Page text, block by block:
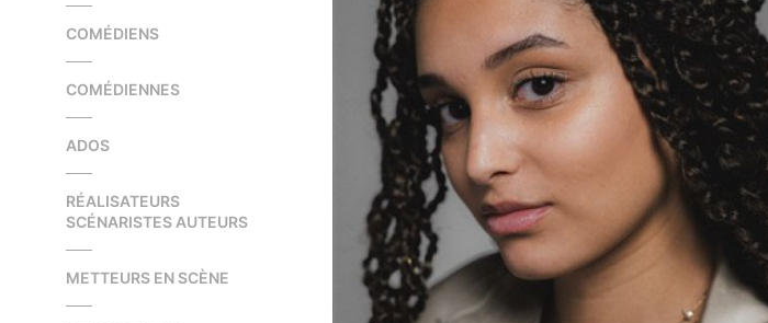
COMÉDIENS
COMÉDIENNES
ADOS
RÉALISATEURS
SCÉNARISTES AUTEURS
METTEURS EN SCÈNE